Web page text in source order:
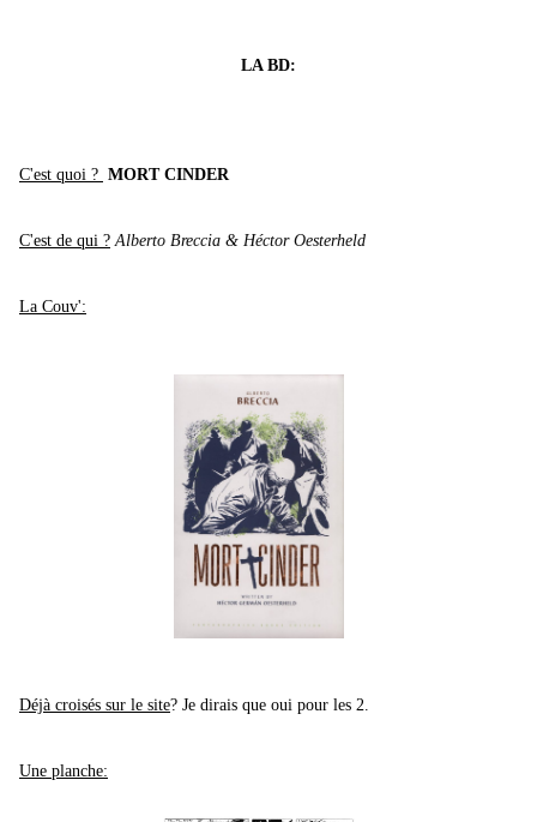
LA BD:
C'est quoi ? MORT CINDER
C'est de qui ? Alberto Breccia & Héctor Oesterheld
La Couv':
Déjà croisés sur le site? Je dirais que oui pour les 2.
Une planche: